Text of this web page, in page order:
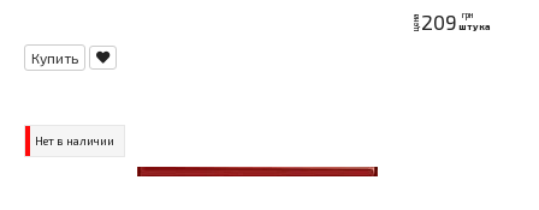
цена 209 грн
штука
Купить
Нет в наличии